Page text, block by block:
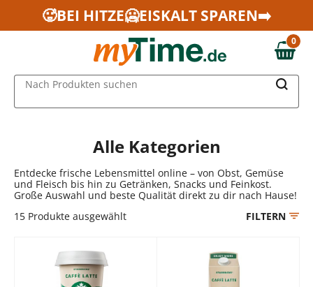
Zum Hauptinhalt springen
Zur Navigation springen
Zur Suche springen
🥵BEI HITZE🥶EISKALT SPAREN➡️
0,00 €
0
Nach Produkten suchen
Alle Kategorien
Entdecke frische Lebensmittel online – von Obst, Gemüse
und Fleisch bis hin zu Getränken, Snacks und Feinkost.
Große Auswahl und beste Qualität direkt zu dir nach Hause!
15 Produkte ausgewählt FILTERN